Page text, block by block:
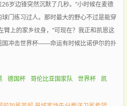
岁边锋突然沉默了几秒。"小时候在麦德
门练习过人。那时最大的野心不过是能穿
臂上的家乡纹身，"可现在？我正和凯恩这
国冲击世界杯——命运有时候比诺伊尔的扑
德国杯 哥伦比亚国家队 世界杯
凯